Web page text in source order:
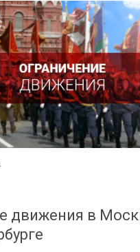
движения в